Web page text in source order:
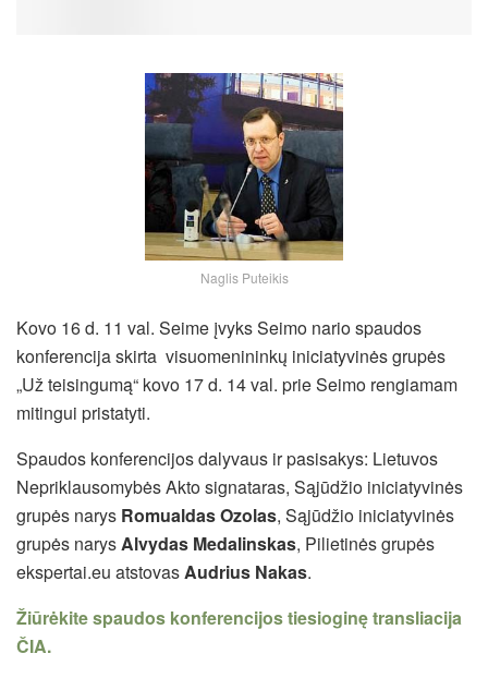
Naglis Puteikis
Kovo 16 d. 11 val. Seime įvyks Seimo nariospaudos
konferencija skirta visuomenininkų iniciatyvinės grupės
„Už teisingumą“ kovo 17 d. 14 val. prie Seimo rengiamam
mitingui pristatyti.
Spaudos konferencijos dalyvaus ir pasisakys: Lietuvos
Nepriklausomybės Akto signataras, Sąjūdžio iniciatyvinės
grupės narys Romualdas Ozolas, Sąjūdžio iniciatyvinės
grupės narysAlvydas Medalinskas, Pilietinės grupės
ekspertai.eu atstovasAudrius Nakas.
Žiūrėkite spaudos konferencijos tiesioginę transliacija
ČIA.